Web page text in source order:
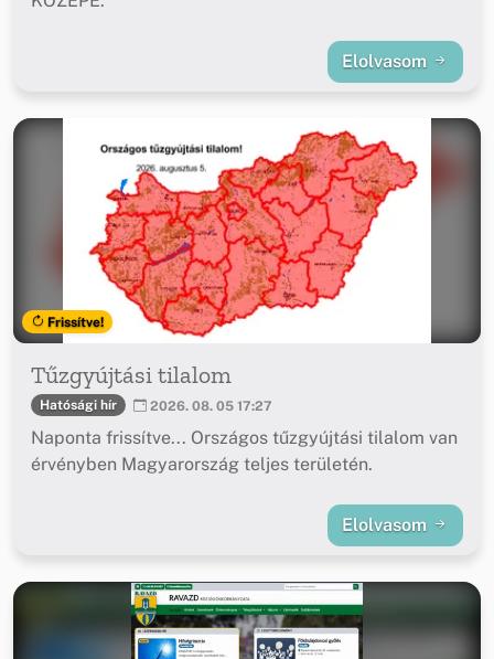
Elolvasom
Frissítve!
Tűzgyújtási tilalom
Hatósági hír 2026. 08. 05 17:27
Naponta frissítve... Országos tűzgyújtási tilalom van
érvényben Magyarország teljes területén.
Elolvasom